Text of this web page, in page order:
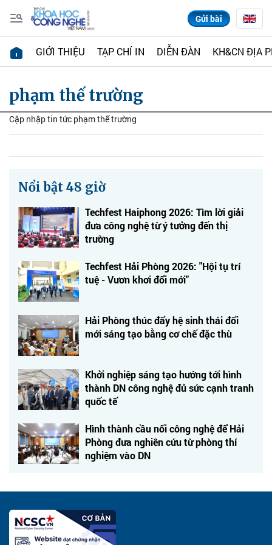
Gửi bài
GIỚI THIỆU TẠP CHÍ IN DIỄN ĐÀN KH&CN ĐỊA
phạm thế trường
Cập nhập tin tức phạm thế trường
Nổi bật 48 giờ
Techfest Haiphong 2026: Tìm lời giải
đưa công nghệ từ ý tưởng đến thị
trường
Techfest Hải Phòng 2026: "Hội tụ trí
tuệ - Vươn khơi đổi mới"
Hải Phòng thúc đẩy hệ sinh thái đổi
mới sáng tạo bằng cơ chế đặc thù
Khởi nghiệp sáng tạo hướng tới hình
thành DN công nghệ đủ sức cạnh tranh
quốc tế
Hình thành cầu nối công nghệ để Hải
Phòng đưa nghiên cứu từ phòng thí
nghiệm vào DN